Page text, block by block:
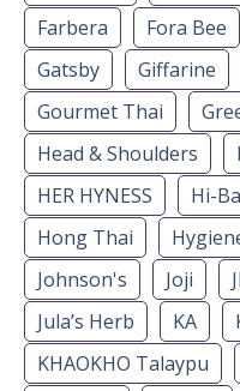
Farbera
Fora Bee
Gatsby
Giffarine
Gourmet Thai
Head & Shoulders
HER HYNESS
Hi-
Hong Thai
Johnson's
Joji
Jula’s Herb
KA
KHAOKHO Talaypu